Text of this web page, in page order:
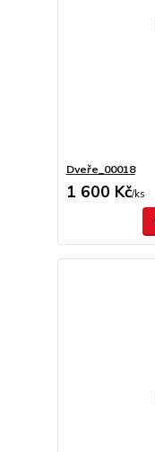
Dveře_00018
1 600 Kč/ks